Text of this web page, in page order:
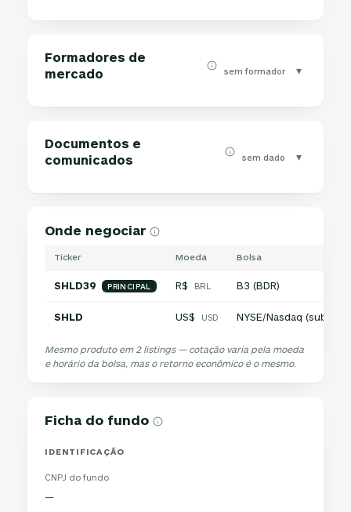
Formadores de
mercado
sem formador ▾
Documentos e
comunicados
sem dado ▾
Onde negociar
Ticker Moeda Bolsa
SHLD39 PRINCIPAL R$ BRL B3 (BDR)
SHLD US$ USD NYSE/Nasdaq
Mesmo produto em 2 listings — cotação varia pela moeda
e horário da bolsa, mas o retorno econômico é o mesmo.
Ficha do fundo
IDENTIFICAÇÃO
CNPJ do fundo
—